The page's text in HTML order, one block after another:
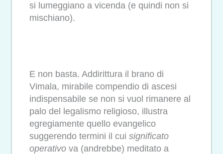
si lumeggiano a vicenda (e quindi non si
mischiano).
E non basta. Addirittura il brano di
Vimala, mirabile compendio di ascesi
indispensabile se non si vuol rimanere al
palo del legalismo religioso, illustra
egregiamente quello evangelico
suggerendo termini il cui significato
operativo va (andrebbe) meditato a